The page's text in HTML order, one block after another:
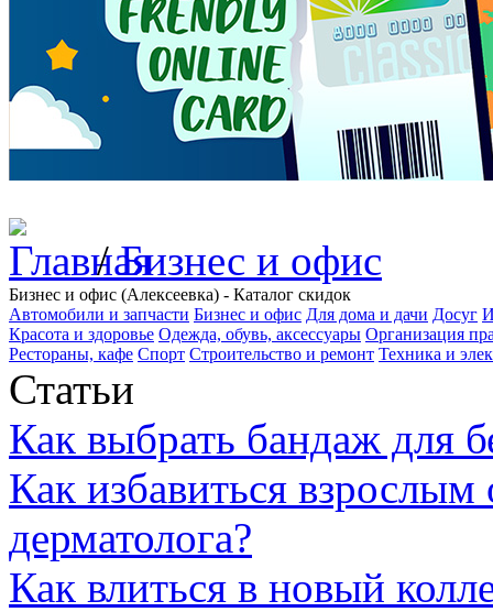
/Бизнес и офис
Бизнес и офис (Алексеевка) - Каталог скидок
Автомобили и запчасти Бизнес и офис Для дома и дачи Досуг
Красота и здоровье Одежда, обувь, аксессуары Организация
Рестораны, кафе Спорт Строительство и ремонт Техника и
Статьи
Как выбрать бандаж для
Как избавиться
дерматолога?
Как влиться в новый